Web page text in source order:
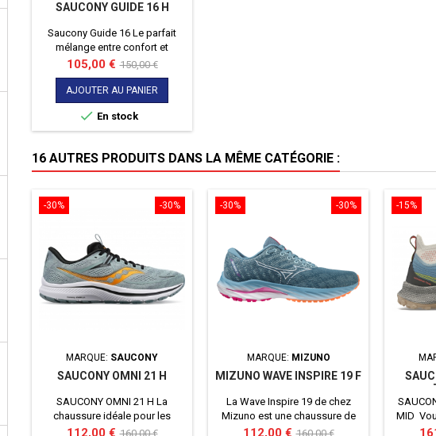
SAUCONY GUIDE 16 H
Saucony Guide 16 Le parfait
mélange entre confort et
stabilité pour le coureur
pronateur
Prix
105,00 € Prix
de
base
150,00 €
AJOUTER AU PANIER
 En stock
16 AUTRES PRODUITS DANS LA MÊME CATÉGORIE :
-30%
-30%
MARQUE: SAUCONY
SAUCONY OMNI 21 H
SAUCONY OMNI 21 H La
chaussure idéale pour les
coureurs pronateurs lourds !
Prix
112,00 € Prix
160,00 €
-30%
-30%
MARQUE: MIZUNO
MIZUNO WAVE INSPIRE 19 F
La Wave Inspire 19 de chez
Mizuno est une chaussure de
course polyvalente pour
Prix
112,00 € Prix
160,00 €
-15%
MID
la